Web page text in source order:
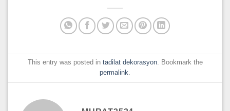
This entry was posted in tadilat dekorasyon. Bookmark the
permalink